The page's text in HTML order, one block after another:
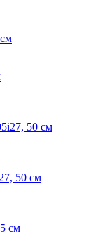
50 см